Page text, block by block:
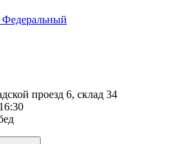
Федеральный
проезд 6, склад 34